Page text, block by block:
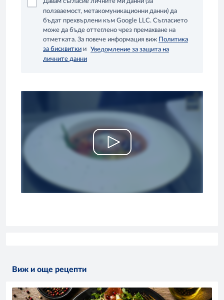
Давам съгласие личните ми данни (за
ползваемост, метакомуникационни данни) да
бъдат прехвърлени към Google LLC. Съгласието
може да бъде оттеглено чрез премахване на
отметката. За повече информация виж
Политика
за бисквитки и
Уведомление за защита на
личните данни
Виж и още рецепти